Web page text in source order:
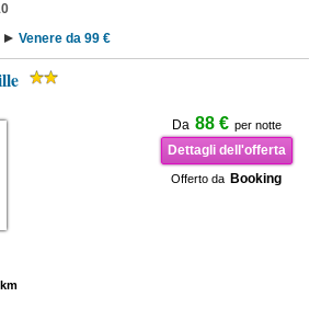
Venere da 99 €
Da 88 € per notte
Dettagli dell'offerta
Offerto da Booking